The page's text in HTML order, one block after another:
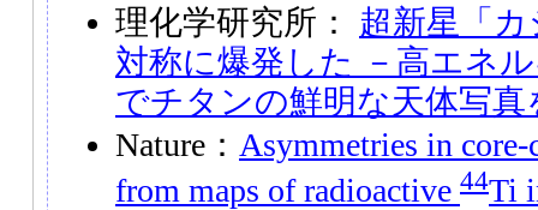
理化学研究所： 超新星「
対称に爆発した －高エネ
でチタンの鮮明な天体写真
Nature： Asymmetries in core-
from maps of radioactive 44Ti